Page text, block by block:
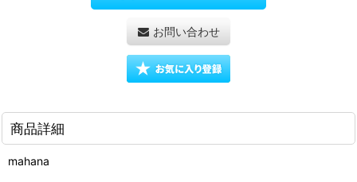
お問い合わせ
商品詳細
mahana